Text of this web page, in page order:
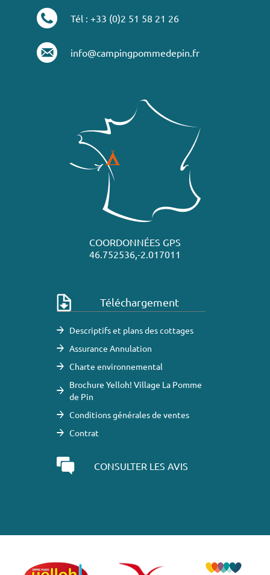
Tél : +33 (0)2 51 58 21 26
info@campingpommedepin.fr
COORDONNÉES GPS
46.752536,-2.017011
Téléchargement
Descriptifs et plans des cottages
Assurance Annulation
Charte environnemental
Brochure Yelloh! Village La Pomme
de Pin
Conditions générales de ventes
Contrat
CONSULTER LES AVIS